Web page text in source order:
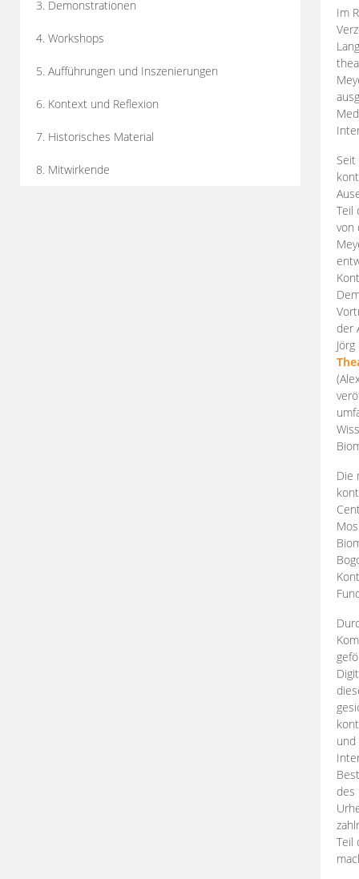
3. Demonstrationen
4. Workshops
5. Aufführungen und Inszenierungen
6. Kontext und Reflexion
7. Historisches Material
8. Mitwirkende
Im
Teil
von
der
Die
des
Teil